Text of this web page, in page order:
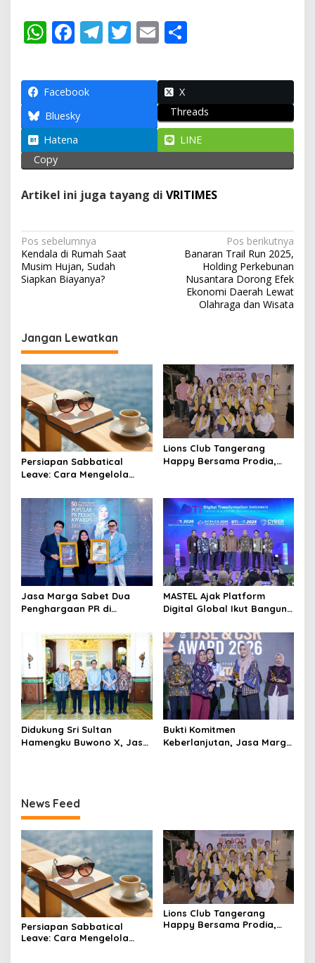
W
at
s
A
p
p
F
e
b
o
o
k
T
e
a
m
T
itt
E
ai
l
ar
e
Facebook
X
Bluesky
Threads
Hatena
LINE
Copy
Artikel ini juga tayang di VRITIMES
N
a
v
a
s
i
p
o
s
Pos sebelumnya
Kendala di Rumah Saat
Musim Hujan, Sudah
Siapkan Biayanya?
Pos berikutnya
Banaran Trail Run 2025,
Holding Perkebunan
Nusantara Dorong Efek
Ekonomi Daerah Lewat
Olahraga dan Wisata
Jangan Lewatkan
Persiapan Sabbatical
Leave: Cara Mengelola
Dunia Kerja
Lions Club Tangerang
Happy Bersama Prodia,
Layanan Kesehatan
Preventif melalui Bakti
Sosial Kesehatan
Jasa Marga Sabet Dua
Penghargaan PR di
Summit 2026
MASTEL Ajak Platform
Digital Global Ikut Bangun
Nasional
Didukung Sri Sultan
Hamengku Buwono X, Jasa
DIY
Bukti Komitmen
Keberlanjutan, Jasa Marga
News Feed
Persiapan Sabbatical
Leave: Cara Mengelola
Lions Club Tangerang
Happy Bersama Prodia,